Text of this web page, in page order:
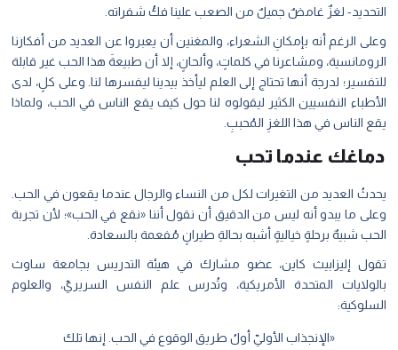
التحديد- لغزٌ غامضٌ جميلٌ من الصعب علينا فكُ شفراته.
وعلى الرغم أنه بإمكانِ الشعراء، والمغنين أن يعبروا عن العديد من أفكارنا
الرومانسية، ومشاعرنا في كلماتٍ، وألحانٍ، إلا أن طبيعةَ هذا الحب غير قابلة
للتفسير؛ لدرجة أنها تحتاج إلى العلم ليأخذ بيدينا ليفسرها لنا. وعلى كلٍ، لدى
الأطباء النفسيين الكثير ليقولوه لنا حول كيف يقع الناس في الحب، ولماذا
يقع الناس في هذا اللغزِ المُحببِ.
دماغك عندما تحب
يحدثُ العديد من التغيرات لكل من النساء والرجال عندما يقعون في الحب.
وعلى ما يبدو أنه ليس من الدقيق أن نقول أننا «نقع في الحب»؛ لأن تجربة
الحب شبيهٌ برحلةٍ خياليةٍ أشبه بحالةِ طيرانٍ مُفعمة بالسعادة.
تقول إليزابيث كاين، عضو مشارك في هيئة التدريس بجامعة ساوث
بالولايات المتحدة الأمريكية، وتُدرس علم النفس السريريّ، والعلوم
السلوكية:
«الإنجذاب الأوليّ أولُ طريق الوقوع في الحب. إنها تلك